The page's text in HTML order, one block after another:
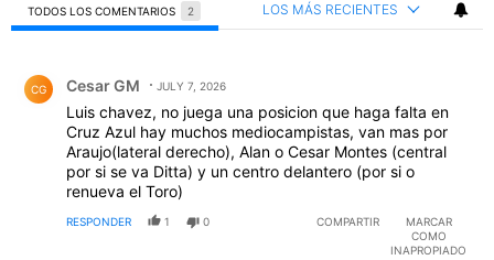
TODOS LOS COMENTARIOS 2 LOS MÁS RECIENTES
CG Cesar GM JULY 7, 2026
Luis chavez, no juega una posicion que haga falta en
Cruz Azul hay muchos mediocampistas, van mas por
Araujo(lateral derecho), Alan o Cesar Montes (central
por si se va Ditta) y un centro delantero (por si o
renueva el Toro)
RESPONDER 1 0 COMPARTIR
MARCAR
COMO
INAPROPIADO